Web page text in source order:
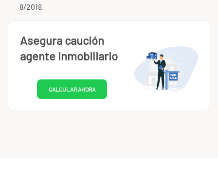
8/2018.
Asegura caución
agente inmobiliario
CALCULAR AHORA